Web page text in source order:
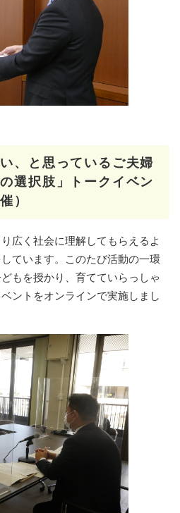
、と思っているご夫婦
選択肢」トークイベン
）
広く社会に理解してもらえるよ
ています。このたび活動の一環
もを授かり、育てていらっしゃ
ントをオンラインで実施しまし